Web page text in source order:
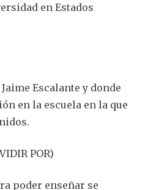
en Estados
Escalante y donde
en la escuela en la que
POR)
poder enseñar se